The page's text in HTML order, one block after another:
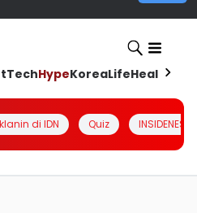
TechHypeKoreaLifeHealth
di IDN Quiz INSIDENESIA